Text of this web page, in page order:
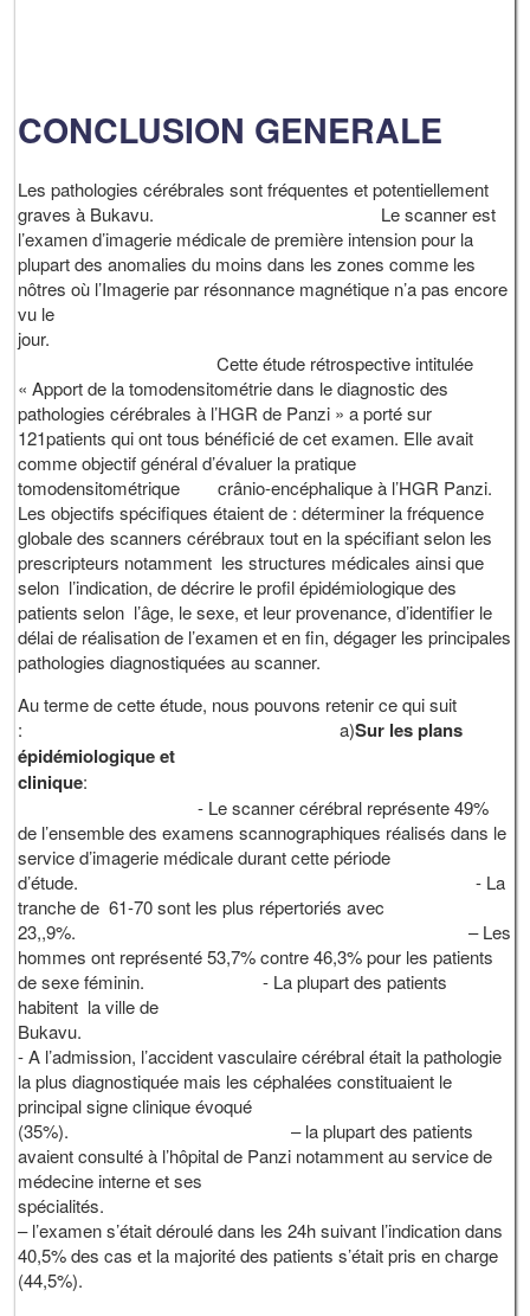
CONCLUSION GENERALE
Les pathologies cérébrales sont fréquentes et potentiellement
graves à Bukavu. Le scanner est
l’examen d’imagerie médicale de première intension pour la
plupart des anomalies du moins dans les zones comme les
nôtres où l’Imagerie par résonnance magnétique n’a pas encore
vu le
Cette étude rétrospective intitulée
« Apport de la tomodensitométrie dans le diagnostic des
pathologies cérébrales à l’HGR de Panzi » a porté sur
121patients qui ont tous bénéficié de cet examen. Elle avait
comme objectif général d’évaluer la pratique
tomodensitométrique crânio-encéphalique à l’HGR Panzi.
Les objectifs spécifiques étaient de : déterminer la fréquence
globale des scanners cérébraux tout en la spécifiant selon les
prescripteurs notamment les structures médicales ainsi que
selon l’indication, de décrire le profil épidémiologique des
patients selon l’âge, le sexe, et leur provenance, d’identifier le
délai de réalisation de l’examen et en fin, dégager les principales
pathologies diagnostiquées au scanner.
Au terme de cette étude, nous pouvons retenir ce qui suit
: a)Sur les plans
épidémiologique et
clinique:
- Le scanner cérébral représente 49%
de l’ensemble des examens scannographiques réalisés dans le
service d’imagerie médicale durant cette période
d’étude. - La
tranche de 61-70 sont les plus répertoriés avec
23,,9%. – Les
hommes ont représenté 53,7% contre 46,3% pour les patients
de sexe féminin. - La plupart des patients
habitent la ville de
- A l’admission, l’accident vasculaire cérébral était la pathologie
la plus diagnostiquée mais les céphalées constituaient le
principal signe clinique évoqué
(35%). – la plupart des patients
avaient consulté à l’hôpital de Panzi notamment au service de
médecine interne et ses
– l’examen s’était déroulé dans les 24h suivant l’indication dans
40,5% des cas et la majorité des patients s’était pris en charge
(44,5%).